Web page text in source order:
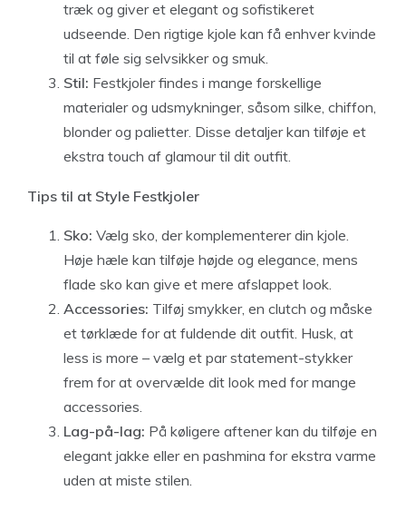
træk og giver et elegant og sofistikeret
udseende. Den rigtige kjole kan få enhver kvinde
til at føle sig selvsikker og smuk.
Stil: Festkjoler findes i mange forskellige
materialer og udsmykninger, såsom silke, chiffon,
blonder og palietter. Disse detaljer kan tilføje et
ekstra touch af glamour til dit outfit.
Tips til at Style Festkjoler
Sko: Vælg sko, der komplementerer din kjole.
Høje hæle kan tilføje højde og elegance, mens
flade sko kan give et mere afslappet look.
Accessories: Tilføj smykker, en clutch og måske
et tørklæde for at fuldende dit outfit. Husk, at
less is more – vælg et par statement-stykker
frem for at overvælde dit look med for mange
accessories.
Lag-på-lag: På køligere aftener kan du tilføje en
elegant jakke eller en pashmina for ekstra varme
uden at miste stilen.